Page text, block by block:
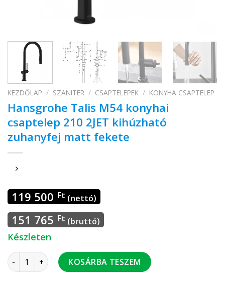
KEZDŐLAP / SZANITER / CSAPTELEPEK / KONYHA CSAPTELEP
Hansgrohe Talis M54 konyhai
csaptelep 210 2JET kihúzható
zuhanyfej matt fekete
119 500 Ft (nettó)
151 765 Ft (bruttó)
Készleten
Hansgrohe Talis M54 konyhai csaptelep 210 2JET
KOSÁRBA TESZEM